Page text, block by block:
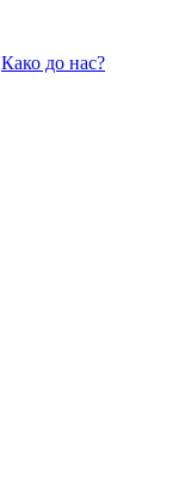
Како до нас?